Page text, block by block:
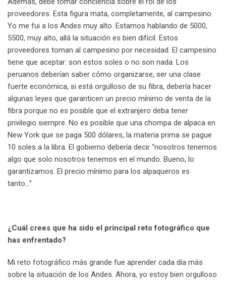
proveedores. Esta figura mata, completamente, al campesino.
Yo me fui a los Andes muy alto. Estamos hablando de 5000,
5500, muy alto, allá la situación es bien difícil. Estos
proveedores toman al campesino por necesidad. El campesino
tiene que aceptar: son estos soles o no son nada. Los
peruanos deberían saber cómo organizarse, ser una clase
fuerte económica, si está orgulloso de su fibra, debería hacer
algunas leyes que garanticen un precio mínimo de venta de la
fibra porque no es posible que el extranjero deba tener
privilegio siempre. No es posible que una chompa de alpaca en
New York que se paga 500 dólares, la materia prima se pague
10 soles a la libra. El gobierno debería decir “nosotros tenemos
algo que solo nosotros tenemos en el mundo. Bueno, lo
garantizamos. El precio mínimo para los alpaqueros es
tanto…”
¿Cuál crees que ha sido el principal reto fotográfico que
has enfrentado?
Mi reto fotográfico más grande fue aprender cada día más
sobre la situación de los Andes. Ahora, yo estoy bien orgulloso